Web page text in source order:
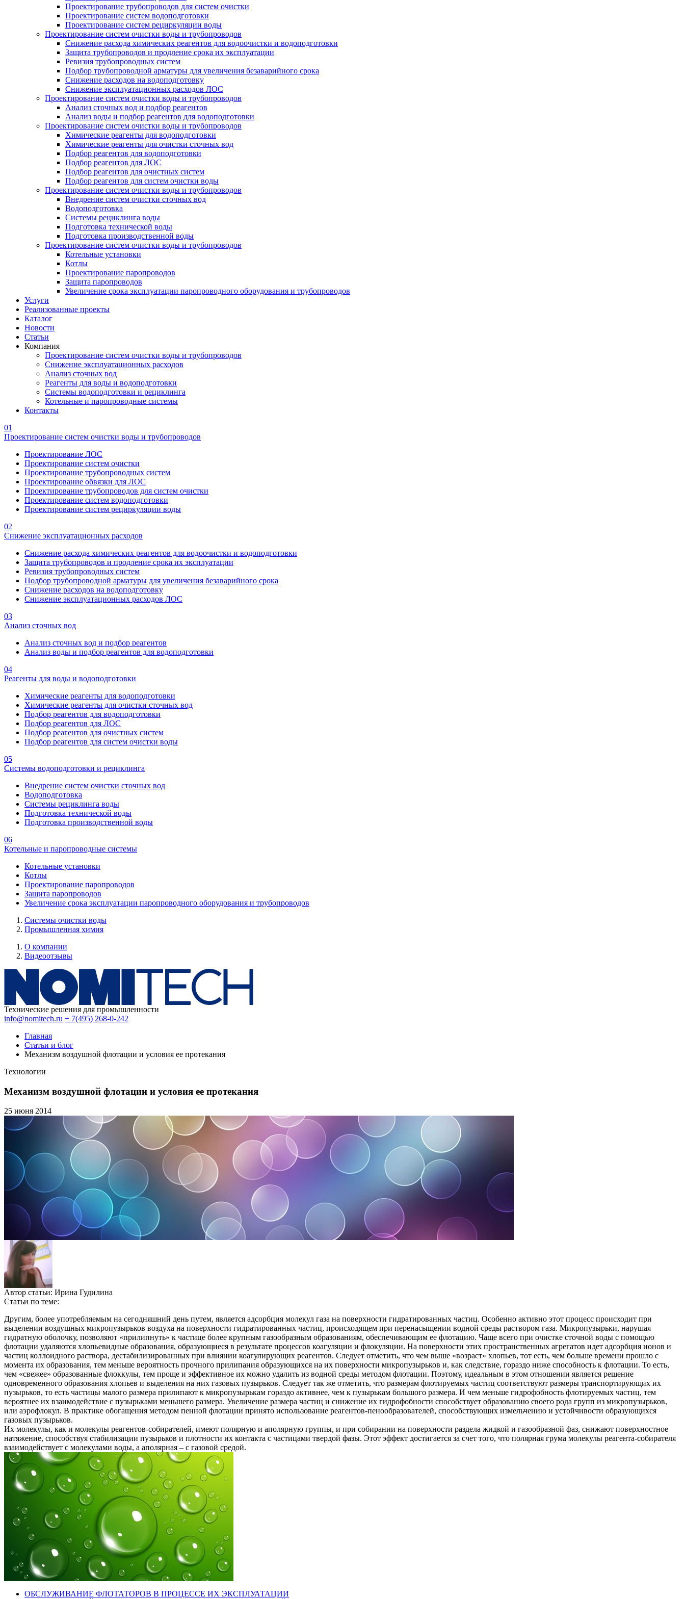
Проектирование трубопроводов для систем очистки
Проектирование систем водоподготовки
Проектирование систем рециркуляции воды
Проектирование систем очистки воды и трубопроводов
Снижение расхода химических реагентов для водоочистки и водоподготовки
Защита трубопроводов и продление срока их эксплуатации
Ревизия трубопроводных систем
Подбор трубопроводной арматуры для увеличения безаварийного срока
Снижение расходов на водоподготовку
Снижение эксплуатационных расходов ЛОС
Проектирование систем очистки воды и трубопроводов
Анализ сточных вод и подбор реагентов
Анализ воды и подбор реагентов для водоподготовки
Проектирование систем очистки воды и трубопроводов
Химические реагенты для водоподготовки
Химические реагенты для очистки сточных вод
Подбор реагентов для водоподготовки
Подбор реагентов для ЛОС
Подбор реагентов для очистных систем
Подбор реагентов для систем очистки воды
Проектирование систем очистки воды и трубопроводов
Внедрение систем очистки сточных вод
Водоподготовка
Системы рециклинга воды
Подготовка технической воды
Подготовка производственной воды
Проектирование систем очистки воды и трубопроводов
Котельные установки
Котлы
Проектирование паропроводов
Защита паропроводов
Увеличение срока эксплуатации паропроводного оборудования и трубопроводов
Услуги
Реализованные проекты
Каталог
Новости
Статьи
Компания
Проектирование систем очистки воды и трубопроводов
Снижение эксплуатационных расходов
Анализ сточных вод
Реагенты для воды и водоподготовки
Системы водоподготовки и рециклинга
Котельные и паропроводные системы
Контакты
01
Проектирование систем очистки воды и трубопроводов
Проектирование ЛОС
Проектирование систем очистки
Проектирование трубопроводных систем
Проектирование обвязки для ЛОС
Проектирование трубопроводов для систем очистки
Проектирование систем водоподготовки
Проектирование систем рециркуляции воды
02
Снижение эксплуатационных расходов
Снижение расхода химических реагентов для водоочистки и водоподготовки
Защита трубопроводов и продление срока их эксплуатации
Ревизия трубопроводных систем
Подбор трубопроводной арматуры для увеличения безаварийного срока
Снижение расходов на водоподготовку
Снижение эксплуатационных расходов ЛОС
03
Анализ сточных вод
Анализ сточных вод и подбор реагентов
Анализ воды и подбор реагентов для водоподготовки
04
Реагенты для воды и водоподготовки
Химические реагенты для водоподготовки
Химические реагенты для очистки сточных вод
Подбор реагентов для водоподготовки
Подбор реагентов для ЛОС
Подбор реагентов для очистных систем
Подбор реагентов для систем очистки воды
05
Системы водоподготовки и рециклинга
Внедрение систем очистки сточных вод
Водоподготовка
Системы рециклинга воды
Подготовка технической воды
Подготовка производственной воды
06
Котельные и паропроводные системы
Котельные установки
Котлы
Проектирование паропроводов
Защита паропроводов
Увеличение срока эксплуатации паропроводного оборудования и трубопроводов
Системы очистки воды
Промышленная химия
О компании
Видеоотзывы
Технические решения для промышленности
info@nomitech.ru + 7(495) 268-0-242
Главная
Статьи и блог
Механизм воздушной флотации и условия ее протекания
Технологии
Механизм воздушной флотации и условия ее протекания
25 июня 2014
Автор статьи: Ирина Гудилина
Статьи по теме:
Другим, более употребляемым на сегодняшний день путем, является адсорбция молекул газа на поверхности гидратированных частиц. Особенно активно этот процесс происходит при
выделении воздушных микропузырьков воздуха на поверхности гидратированных частиц, происходящем при перенасыщении водной среды раствором газа. Микропузырьки, нарушая
гидратную оболочку, позволяют «прилипнуть» к частице более крупным газообразным образованиям, обеспечивающим ее флотацию. Чаще всего при очистке сточной воды с помощью
флотации удаляются хлопьевидные образования, образующиеся в результате процессов коагуляции и флокуляции. На поверхности этих пространственных агрегатов идет адсорбция ионов и
частиц коллоидного раствора, дестабилизированных при влиянии коагулирующих реагентов. Следует отметить, что чем выше «возраст» хлопьев, тот есть, чем больше времени прошло с
момента их образования, тем меньше вероятность прочного прилипания образующихся на их поверхности микропузырьков и, как следствие, гораздо ниже способность к флотации. То есть,
чем «свежее» образованные флоккулы, тем проще и эффективное их можно удалить из водной среды методом флотации. Поэтому, идеальным в этом отношении является решение
одновременного образования хлопьев и выделения на них газовых пузырьков. Следует так же отметить, что размерам флотируемых частиц соответствуют размеры транспортирующих их
пузырьков, то есть частицы малого размера прилипают к микропузырькам гораздо активнее, чем к пузырькам большого размера. И чем меньше гидрофобность флотируемых частиц, тем
вероятнее их взаимодействие с пузырьками меньшего размера. Увеличение размера частиц и снижение их гидрофобности способствует образованию своего рода групп из микропузырьков,
или аэрофлокул. В практике обогащения методом пенной флотации принято использование реагентов-пенообразователей, способствующих измельчению и устойчивости образующихся
газовых пузырьков.
Их молекулы, как и молекулы реагентов-собирателей, имеют полярную и аполярную группы, и при собирании на поверхности раздела жидкой и газообразной фаз, снижают поверхностное
натяжение, способствуя стабилизации пузырьков и плотности их контакта с частицами твердой фазы. Этот эффект достигается за счет того, что полярная грума молекулы реагента-собирателя
взаимодействует с молекулами воды, а аполярная – с газовой средой.
ОБСЛУЖИВАНИЕ ФЛОТАТОРОВ В ПРОЦЕССЕ ИХ ЭКСПЛУАТАЦИИ